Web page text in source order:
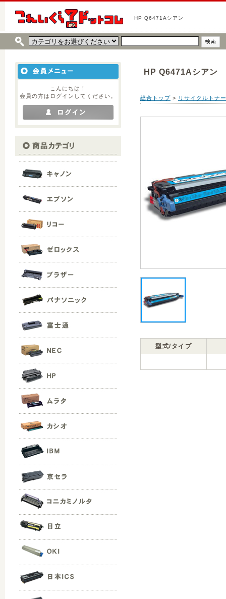
HP Q6471Aシアン
こんにちは！
会員の方はログインしてください。
HP Q6471Aシアン
総合トップ > リサイクルトナ
型式/タイプ